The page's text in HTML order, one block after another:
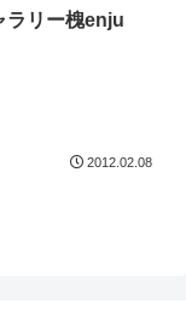
ラリー槐enju
2012.02.08